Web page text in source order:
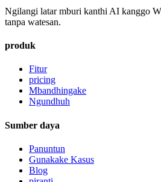
Ngilangi latar mburi kanthi AI kanggo
tanpa watesan.
produk
Fitur
pricing
Mbandhingake
Ngundhuh
Sumber daya
Panuntun
Gunakake Kasus
Blog